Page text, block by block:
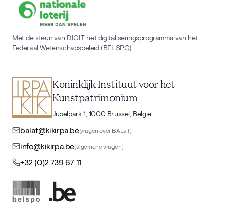
Met de steun van DIGIT, het digitaliseringsprogramma van het
Federaal Wetenschapsbeleid (BELSPO)
Koninklijk Instituut voor het
Kunstpatrimonium
Jubelpark 1, 1000 Brussel, België
balat@kikirpa.be(vragen over BALaT)
info@kikirpa.be(algemene vragen)
+32 (0)2 739 67 11